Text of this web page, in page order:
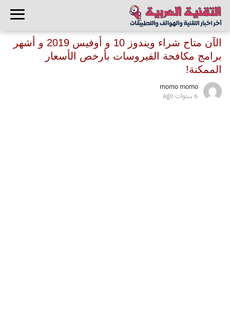
الآن متاح شراء ويندوز 10 و أوفيس 2019 و أشهر
برامج مكافحة الفيروسات بأرخص الأسعار
الممكنة!
momo momo
6 سنوات ago